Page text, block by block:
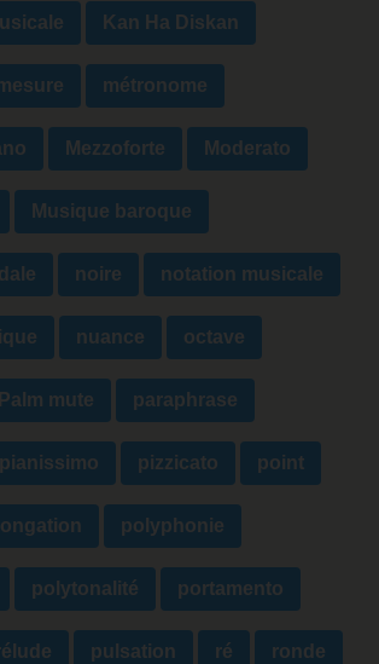
Kan Ha Diskan
métronome
Mezzoforte Moderato
Musique baroque
noire notation musicale
nuance octave
Palm mute paraphrase
pianissimo pizzicato point
polyphonie
polytonalité portamento
pulsation ré ronde